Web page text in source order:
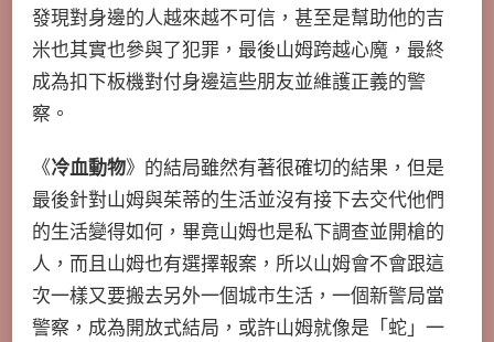
發現對身邊的人越來越不可信，甚至是幫助他的吉
米也其實也參與了犯罪，最後山姆跨越心魔，最終
成為扣下板機對付身邊這些朋友並維護正義的警
察。
《冷血動物》的結局雖然有著很確切的結果，但是
最後針對山姆與茱蒂的生活並沒有接下去交代他們
的生活變得如何，畢竟山姆也是私下調查並開槍的
人，而且山姆也有選擇報案，所以山姆會不會跟這
次一樣又要搬去另外一個城市生活，一個新警局當
警察，成為開放式結局，或許山姆就像是「蛇」一